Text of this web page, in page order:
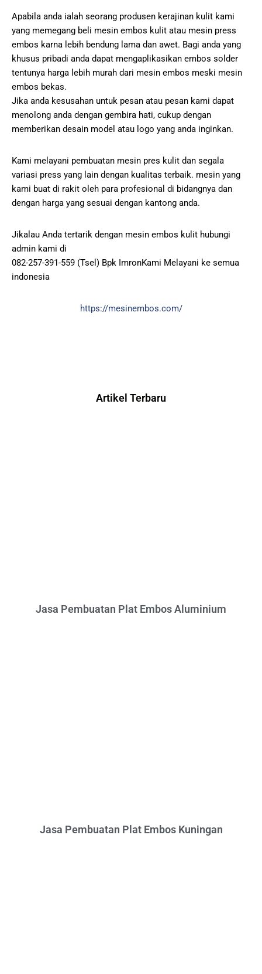
Apabila anda ialah seorang produsen kerajinan kulit kami
yang memegang beli mesin embos kulit atau mesin press
embos karna lebih bendung lama dan awet. Bagi anda yang
khusus pribadi anda dapat mengaplikasikan embos solder
tentunya harga lebih murah dari mesin embos meski mesin
embos bekas.
Jika anda kesusahan untuk pesan atau pesan kami dapat
menolong anda dengan gembira hati, cukup dengan
memberikan desain model atau logo yang anda inginkan.
Kami melayani pembuatan mesin pres kulit dan segala
variasi press yang lain dengan kualitas terbaik. mesin yang
kami buat di rakit oleh para profesional di bidangnya dan
dengan harga yang sesuai dengan kantong anda.
Jikalau Anda tertarik dengan mesin embos kulit hubungi
admin kami di
082-257-391-559 (Tsel) Bpk ImronKami Melayani ke semua
indonesia
https://mesinembos.com/
Artikel Terbaru
Jasa Pembuatan Plat Embos Aluminium
Jasa Pembuatan Plat Embos Kuningan